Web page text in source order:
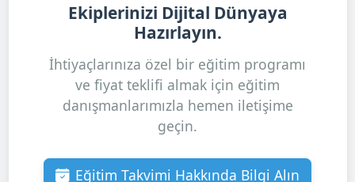
Ekiplerinizi Dijital Dünyaya
Hazırlayın.
İhtiyaçlarınıza özel bir eğitim programı
ve fiyat teklifi almak için eğitim
danışmanlarımızla hemen iletişime
geçin.
Eğitim Takvimi Hakkında Bilgi Alın